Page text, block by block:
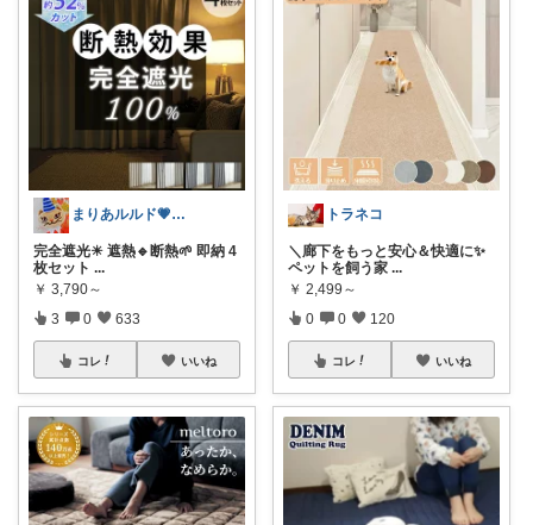
まりあルルド💗ご購入感謝です💗
完全遮光☀ 遮熱🔹断熱🌱 即納 4
枚セット ...
￥ 3,790～
3 0 633
コレ いいね
トラネコ
＼廊下をもっと安心＆快適に✨
ペットを飼う家 ...
￥ 2,499～
0 0 120
コレ いいね